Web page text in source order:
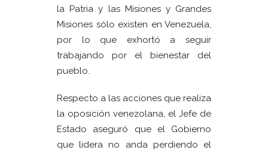
la Patria y las Misiones y Grandes
Misiones sólo existen en Venezuela,
por lo que exhortó a seguir
trabajando por el bienestar del
pueblo.
Respecto a las acciones que realiza
la oposición venezolana, el Jefe de
Estado aseguró que el Gobierno
que lidera no anda perdiendo el